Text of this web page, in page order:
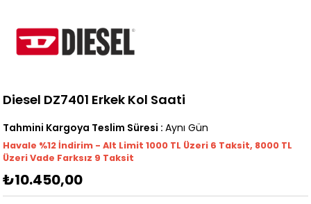
Diesel DZ7401 Erkek Kol Saati
Tahmini Kargoya Teslim Süresi : Aynı Gün
Havale %12 İndirim - Alt Limit 1000 TL Üzeri 6 Taksit, 8000 TL
Üzeri Vade Farksız 9 Taksit
₺10.450,00